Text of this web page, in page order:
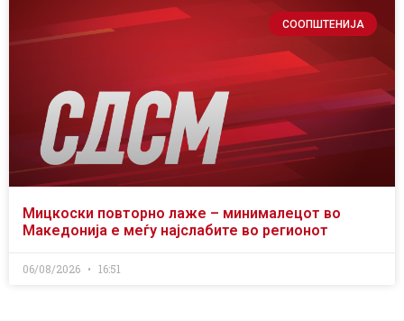
СООПШТЕНИЈА
Мицкоски повторно лаже – минималецот во
Македонија е меѓу најслабите во регионот
06/08/2026 16:51